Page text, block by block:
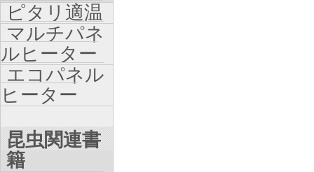
ピタリ適温
マルチパネ
ルヒーター
エコパネル
ヒーター
昆虫関連書
籍